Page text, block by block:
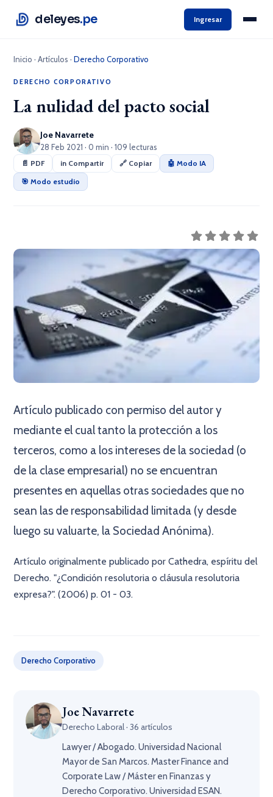
deleyes.pe Ingresar
Inicio ·Artículos ·Derecho Corporativo
DERECHO CORPORATIVO
La nulidad del pacto social
Joe Navarrete
28 Feb 2021 · 0 min · 109 lecturas
📄 PDF in Compartir 🔗 Copiar
🤖 Modo IA
🎯 Modo estudio
Artículo publicado con permiso del autor y
mediante el cual tanto la protección a los
terceros, como a los intereses de la sociedad (o
de la clase empresarial) no se encuentran
presentes en aquellas otras sociedades que no
sean las de responsabilidad limitada (y desde
luego su valuarte, la Sociedad Anónima).
Artículo originalmente publicado por Cathedra, espíritu del
Derecho. "¿Condición resolutoria o cláusula resolutoria
expresa?". (2006) p. 01 - 03.
Derecho Corporativo
Joe Navarrete
Derecho Laboral · 36 artículos
Lawyer / Abogado. Universidad Nacional
Mayor de San Marcos. Master Finance and
Corporate Law / Máster en Finanzas y
Derecho Corporativo. Universidad ESAN.